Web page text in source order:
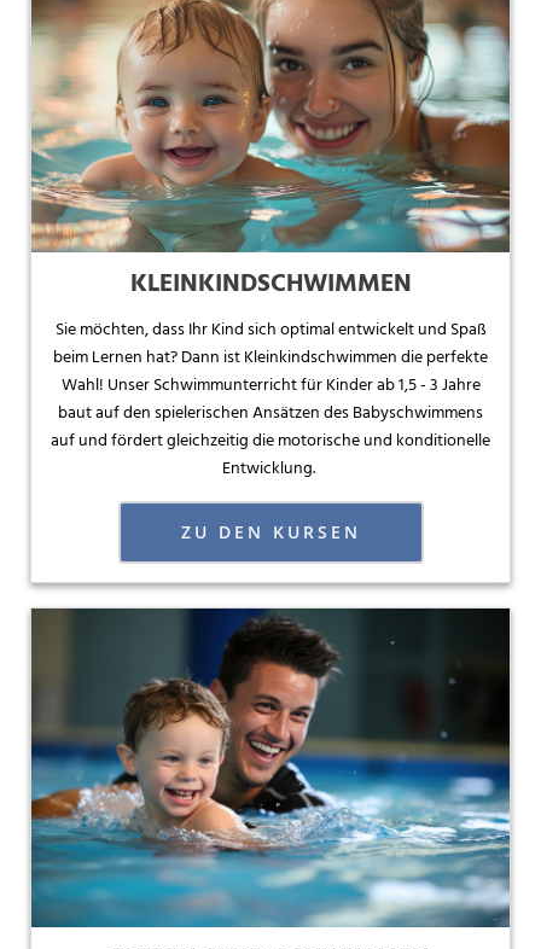
KLEINKINDSCHWIMMEN
Sie möchten, dass Ihr Kind sich optimal entwickelt und Spaß
beim Lernen hat? Dann ist Kleinkindschwimmen die perfekte
Wahl! Unser Schwimmunterricht für Kinder ab 1,5 - 3 Jahre
baut auf den spielerischen Ansätzen des Babyschwimmens
auf und fördert gleichzeitig die motorische und konditionelle
Entwicklung.
ZU DEN KURSEN